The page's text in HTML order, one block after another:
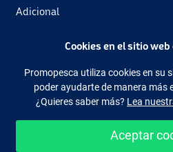
Adicional
Síguenos Facebook
Cookies en el sitio web
Promopesca utiliza cookies en su
poder ayudarte de manera más
¿Quieres saber más? Lea
Aceptar